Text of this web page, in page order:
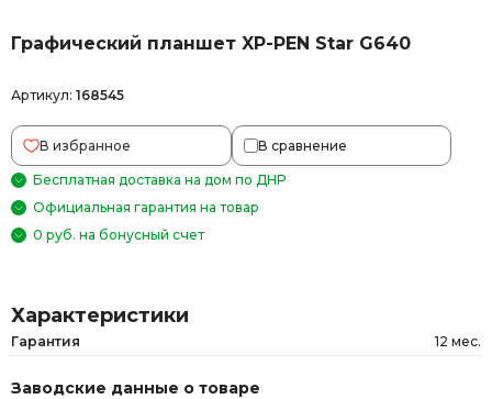
Графический планшет XP-PEN Star G640
Артикул: 168545
В избранное В сравнение
Бесплатная доставка на дом по ДНР
Официальная гарантия на товар
0 руб. на бонусный счет
Характеристики
Гарантия 12 мес.
Заводские данные о товаре